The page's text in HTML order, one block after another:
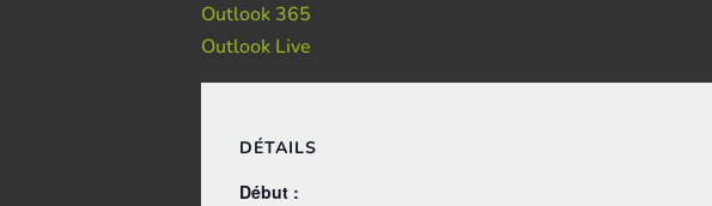
Outlook 365
Outlook Live
DÉTAILS
Début :